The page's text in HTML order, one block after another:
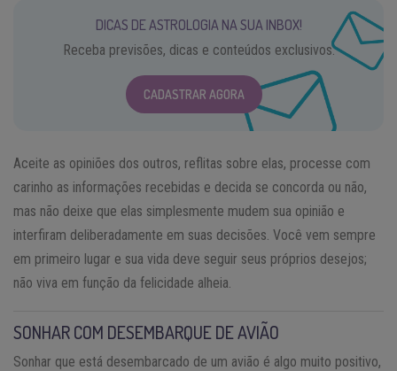
DICAS DE ASTROLOGIA NA SUA INBOX!
Receba previsões, dicas e conteúdos exclusivos.
CADASTRAR AGORA
Aceite as opiniões dos outros, reflitas sobre elas, processe com
carinho as informações recebidas e decida se concorda ou não,
mas não deixe que elas simplesmente mudem sua opinião e
interfiram deliberadamente em suas decisões. Você vem sempre
em primeiro lugar e sua vida deve seguir seus próprios desejos;
não viva em função da felicidade alheia.
SONHAR COM DESEMBARQUE DE AVIÃO
Sonhar que está desembarcado de um avião é algo muito positivo,